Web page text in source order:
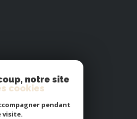
notre site
cookies
pendant
visite.